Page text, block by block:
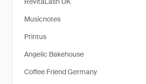
Musicnotes
Printus
Angelic Bakehouse
Coffee Friend Germany